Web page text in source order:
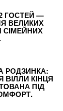
ГОСТЕЙ —
ВЕЛИ­КИХ
СІМЕЙНИХ
РОДЗИНКА:
ВІЛЛИ КІНЦЯ
ПІД